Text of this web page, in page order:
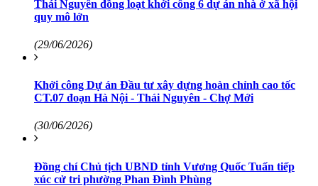
Thái Nguyên đồng loạt khởi công 6 dự án nhà ở xã hội
quy mô lớn
(29/06/2026)
Khởi công Dự án Đầu tư xây dựng hoàn chỉnh cao tốc
CT.07 đoạn Hà Nội - Thái Nguyên - Chợ Mới
(30/06/2026)
Đồng chí Chủ tịch UBND tỉnh Vương Quốc Tuấn tiếp
xúc cử tri phường Phan Đình Phùng